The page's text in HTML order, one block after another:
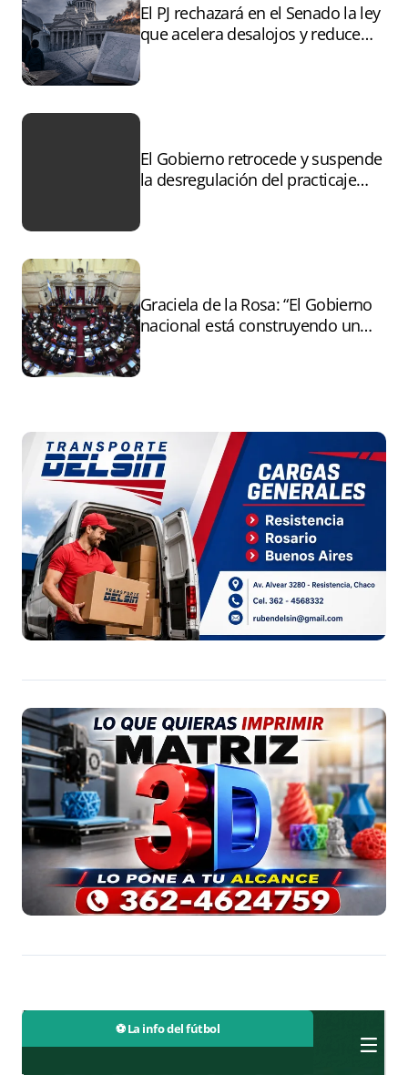
El PJ rechazará en el Senado la ley
que acelera desalojos y reduce
El Gobierno retrocede y suspende
la desregulación del practicaje
Graciela de la Rosa: “El Gobierno
nacional está construyendo un
⚽ La info del fútbol